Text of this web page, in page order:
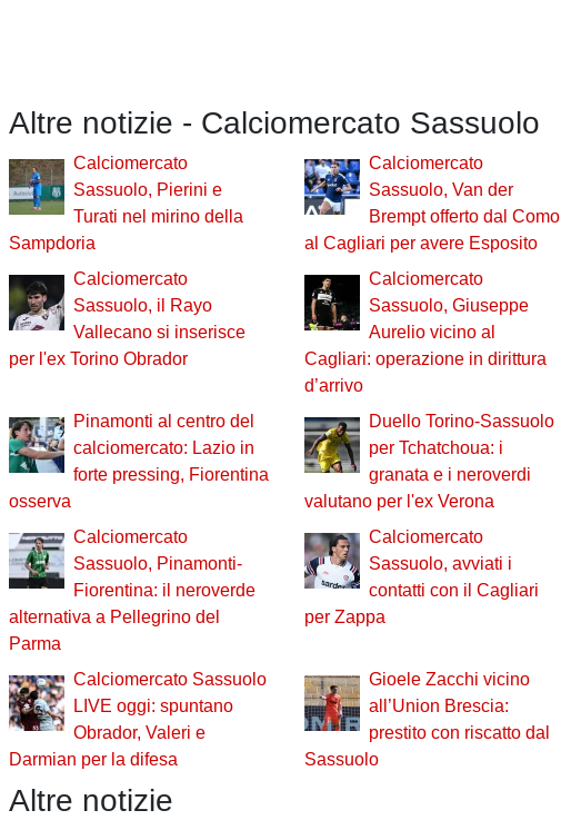
Altre notizie - Calciomercato Sassuolo
Calciomercato
Sassuolo, Pierini e
Turati nel mirino della
Sampdoria
Calciomercato
Sassuolo, Van der
Brempt offerto dal Como
al Cagliari per avere Esposito
Calciomercato
Sassuolo, il Rayo
Vallecano si inserisce
per l'ex Torino Obrador
Calciomercato
Sassuolo, Giuseppe
Aurelio vicino al
Cagliari: operazione in dirittura
d’arrivo
Pinamonti al centro del
calciomercato: Lazio in
forte pressing, Fiorentina
osserva
Duello Torino-Sassuolo
per Tchatchoua: i
granata e i neroverdi
valutano per l'ex Verona
Calciomercato
Sassuolo, Pinamonti-
Fiorentina: il neroverde
alternativa a Pellegrino del
Parma
Calciomercato
Sassuolo, avviati i
contatti con il Cagliari
per Zappa
Calciomercato Sassuolo
LIVE oggi: spuntano
Obrador, Valeri e
Darmian per la difesa
Gioele Zacchi vicino
all’Union Brescia:
prestito con riscatto dal
Sassuolo
Altre notizie